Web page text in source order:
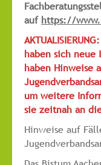
auf https://
haben sich
haben Hinweise
um weitere
sie zeitnah an
Hinweise auf